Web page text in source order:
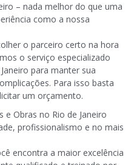
– nada melhor do que uma
como a nossa
o parceiro certo na hora
o serviço especializado
para manter sua
Para isso basta
um orçamento.
e Obras no Rio de Janeiro
profissionalismo e no mais
encontra a maior excelência